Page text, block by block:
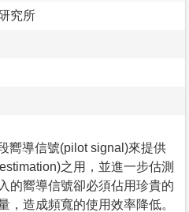
究所
嚮導信號(pilot signal)來提供
之用，並進一步估測
的嚮導信號卻必須佔用珍貴的
，造成頻寬的使用效率降低。